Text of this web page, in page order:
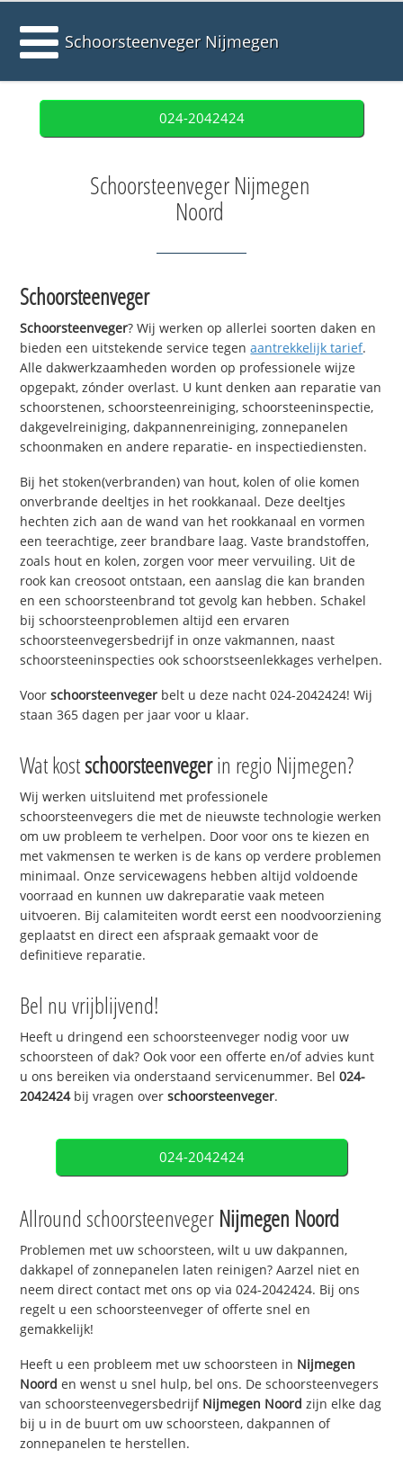
Schoorsteenveger Nijmegen
024-2042424
Schoorsteenveger Nijmegen
Noord
Schoorsteenveger
Schoorsteenveger? Wij werken op allerlei soorten daken en
bieden een uitstekende service tegenaantrekkelijk tarief.
Alle dakwerkzaamheden worden op professionele wijze
opgepakt, zónder overlast. U kunt denken aan reparatie van
schoorstenen, schoorsteenreiniging, schoorsteeninspectie,
dakgevelreiniging, dakpannenreiniging, zonnepanelen
schoonmaken en andere reparatie- en inspectiediensten.
Bij het stoken(verbranden) van hout, kolen of olie komen
onverbrande deeltjes in het rookkanaal. Deze deeltjes
hechten zich aan de wand van het rookkanaal en vormen
een teerachtige, zeer brandbare laag. Vaste brandstoffen,
zoals hout en kolen, zorgen voor meer vervuiling. Uit de
rook kan creosoot ontstaan, een aanslag die kan branden
en een schoorsteenbrand tot gevolg kan hebben. Schakel
bij schoorsteenproblemen altijd een ervaren
schoorsteenvegersbedrijf in onze vakmannen, naast
schoorsteeninspecties ook schoorstseenlekkages verhelpen.
Voorschoorsteenveger belt u deze nacht 024-2042424! Wij
staan 365 dagen per jaar voor u klaar.
Wat kostschoorsteenvegerin regio Nijmegen?
Wij werken uitsluitend met professionele
schoorsteenvegers die met de nieuwste technologie werken
om uw probleem te verhelpen. Door voor ons te kiezen en
met vakmensen te werken is de kans op verdere problemen
minimaal. Onze servicewagens hebben altijd voldoende
voorraad en kunnen uw dakreparatie vaak meteen
uitvoeren. Bij calamiteiten wordt eerst een noodvoorziening
geplaatst en direct een afspraak gemaakt voor de
definitieve reparatie.
Bel nu vrijblijvend!
Heeft u dringend een schoorsteenveger nodig voor uw
schoorsteen of dak? Ook voor een offerte en/of advies kunt
u ons bereiken via onderstaand servicenummer. Bel024-
2042424bij vragen overschoorsteenveger.
024-2042424
Allround schoorsteenveger Nijmegen Noord
Problemen met uw schoorsteen, wilt u uw dakpannen,
dakkapel of zonnepanelen laten reinigen? Aarzel niet en
neem direct contact met ons op via 024-2042424. Bij ons
regelt u een schoorsteenveger of offerte snel en
gemakkelijk!
Heeft u een probleem met uw schoorsteen in Nijmegen
Noord en wenst u snel hulp, bel ons. De schoorsteenvegers
van schoorsteenvegersbedrijf Nijmegen Noord zijn elke dag
bij u in de buurt om uw schoorsteen, dakpannen of
zonnepanelen te herstellen.